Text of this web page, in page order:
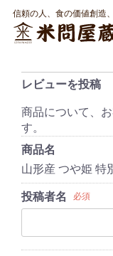
信頼の人、食の価値創造
レビューを投稿
商品について、
す。
商品名
山形産 つや姫 特
投稿者名 必須